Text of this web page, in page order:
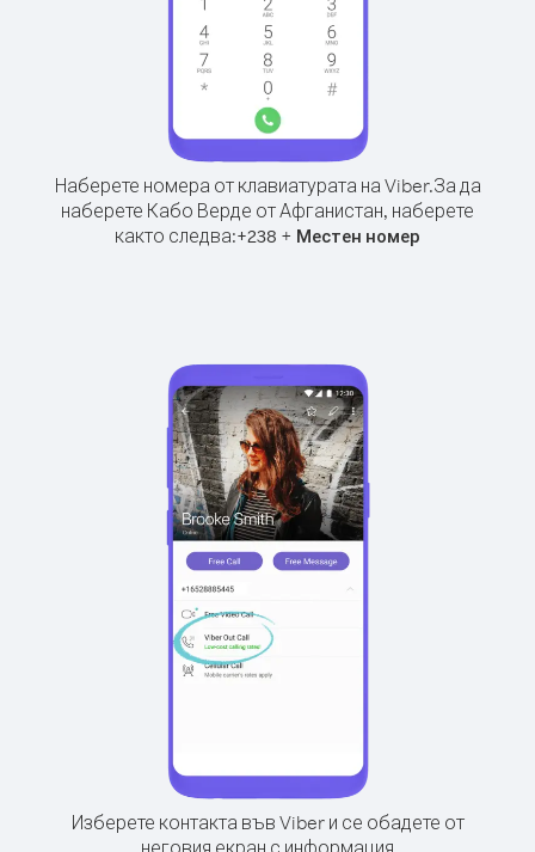
Наберете номера от клавиатурата на Viber.За да
наберете Кабо Верде от Афганистан, наберете
както следва:+238 + Местен номер
Изберете контакта във Viber и се обадете от
неговия екран с информация